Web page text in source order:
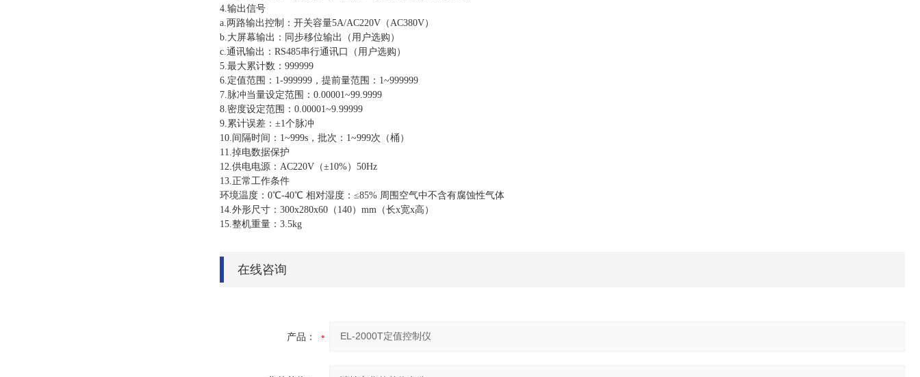
4.输出信号
a.两路输出控制：开关容量5A/AC220V（AC380V）
b.大屏幕输出：同步移位输出（用户选购）
c.通讯输出：RS485串行通讯口（用户选购）
5.最大累计数：999999
6.定值范围：1-999999，提前量范围：1~999999
7.脉冲当量设定范围：0.00001~99.9999
8.密度设定范围：0.00001~9.99999
9.累计误差：±1个脉冲
10.间隔时间：1~999s，批次：1~999次（桶）
11.掉电数据保护
12.供电电源：AC220V（±10%）50Hz
13.正常工作条件
环境温度：0℃-40℃ 相对湿度：≤85% 周围空气中不含有腐蚀性气体
14.外形尺寸：300x280x60（140）mm（长x宽x高）
15.整机重量：3.5kg
在线咨询
产品：